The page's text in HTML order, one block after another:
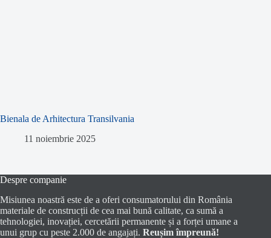
Bienala de Arhitectura Transilvania
11 noiembrie 2025
Despre companie
Misiunea noastră este de a oferi consumatorului din România
materiale de construcții de cea mai bună calitate, ca sumă a
tehnologiei, inovației, cercetării permanente și a forței umane a
unui grup cu peste 2.000 de angajați. Reușim împreună!